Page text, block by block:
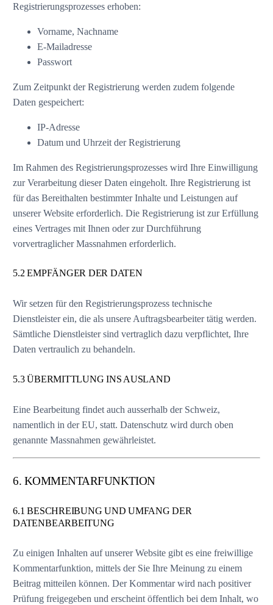
Registrierungsprozesses erhoben:
Vorname, Nachname
E-Mailadresse
Passwort
Zum Zeitpunkt der Registrierung werden zudem folgende
Daten gespeichert:
IP-Adresse
Datum und Uhrzeit der Registrierung
Im Rahmen des Registrierungsprozesses wird Ihre Einwilligung
zur Verarbeitung dieser Daten eingeholt. Ihre Registrierung ist
für das Bereithalten bestimmter Inhalte und Leistungen auf
unserer Website erforderlich. Die Registrierung ist zur Erfüllung
eines Vertrages mit Ihnen oder zur Durchführung
vorvertraglicher Massnahmen erforderlich.
5.2 EMPFÄNGER DER DATEN
Wir setzen für den Registrierungsprozess technische
Dienstleister ein, die als unsere Auftragsbearbeiter tätig werden.
Sämtliche Dienstleister sind vertraglich dazu verpflichtet, Ihre
Daten vertraulich zu behandeln.
5.3 ÜBERMITTLUNG INS AUSLAND
Eine Bearbeitung findet auch ausserhalb der Schweiz,
namentlich in der EU, statt. Datenschutz wird durch oben
genannte Massnahmen gewährleistet.
6. KOMMENTARFUNKTION
6.1 BESCHREIBUNG UND UMFANG DER
DATENBEARBEITUNG
Zu einigen Inhalten auf unserer Website gibt es eine freiwillige
Kommentarfunktion, mittels der Sie Ihre Meinung zu einem
Beitrag mitteilen können. Der Kommentar wird nach positiver
Prüfung freigegeben und erscheint öffentlich bei dem Inhalt, wo